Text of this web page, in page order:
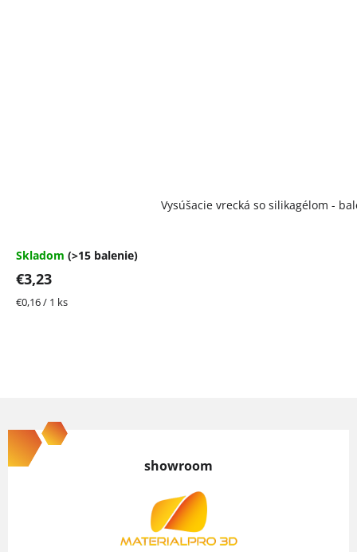
Vysúšacie vrecká so silikagélom -
Skladom (>15 balenie)
€3,23
Jednotková
€0,16 / 1 ks
á
p
showroom